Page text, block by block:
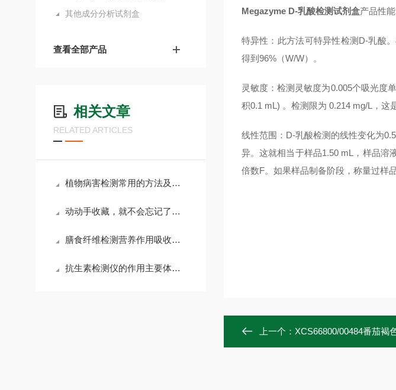
其他成分分析试剂盒
查看全部产品
相关文章
RELATED ARTICLES
植物病害检测常用的方法及应用领域
动动手收藏，就不会忘记了，关于膳食纤维检测试样的操作流程
膳食纤维检测营养作用吸收对人体影响
抗生素检测仪的作用主要体现在这几个方面
Megazyme D-乳酸检测试剂盒产品性能
特异性：此方法可特异性检测D-乳酸
得到96%（W/W）。
灵敏度：检测灵敏度为0.005个吸光度
积0.1 mL) 。检测限为 0.214 mg/L，这
线性范围：D-乳酸检测的线性变化为
异。这就相当于样品1.50 mL，样品溶
倍数F。如果样品制备阶段，称量过样
上一个： XCS66800/00484番茄褐色皱纹果病